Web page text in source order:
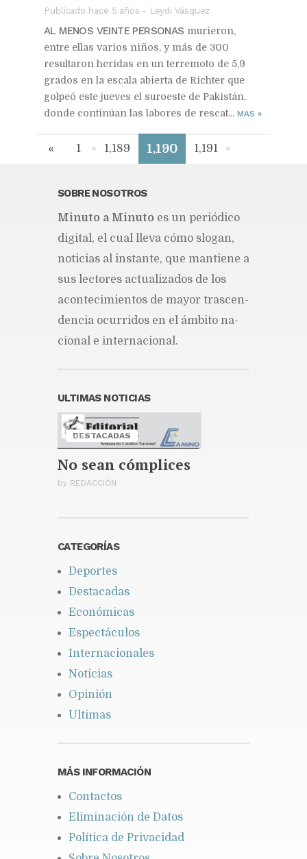
Publicado hace 5 años - Leydi Vásquez
AL MENOS VEINTE PERSONAS murieron,
entre ellas varios niños, y más de 300
resultaron heridas en un terremoto de 5,9
grados en la escala abierta de Richter que
golpeó este jueves el suroeste de Pakistán,
donde continúan las labores de rescat... MAS »
« 1 1,189 1,190 1,191
SOBRE NOSOTROS
Mi­nu­to a Mi­nu­to es un pe­rió­di­co
di­gi­tal, el cual lle­va cómo slo­gan,
no­ti­cias al ins­tan­te, que man­tie­ne a
sus lec­to­res ac­tua­li­za­dos de los
acon­te­ci­mien­tos de ma­yor tras­cen­
den­cia ocu­rri­dos en el ám­bi­to na­
cio­nal e in­ter­na­cio­nal.
ULTIMAS NOTICIAS
DESTACADAS
No sean cómplices
by REDACCIÓN
CATEGORÍAS
Deportes
Destacadas
Económicas
Espectáculos
Internacionales
Noticias
Opinión
Ultimas
MÁS INFORMACIÓN
Contactos
Eliminación de Datos
Política de Privacidad